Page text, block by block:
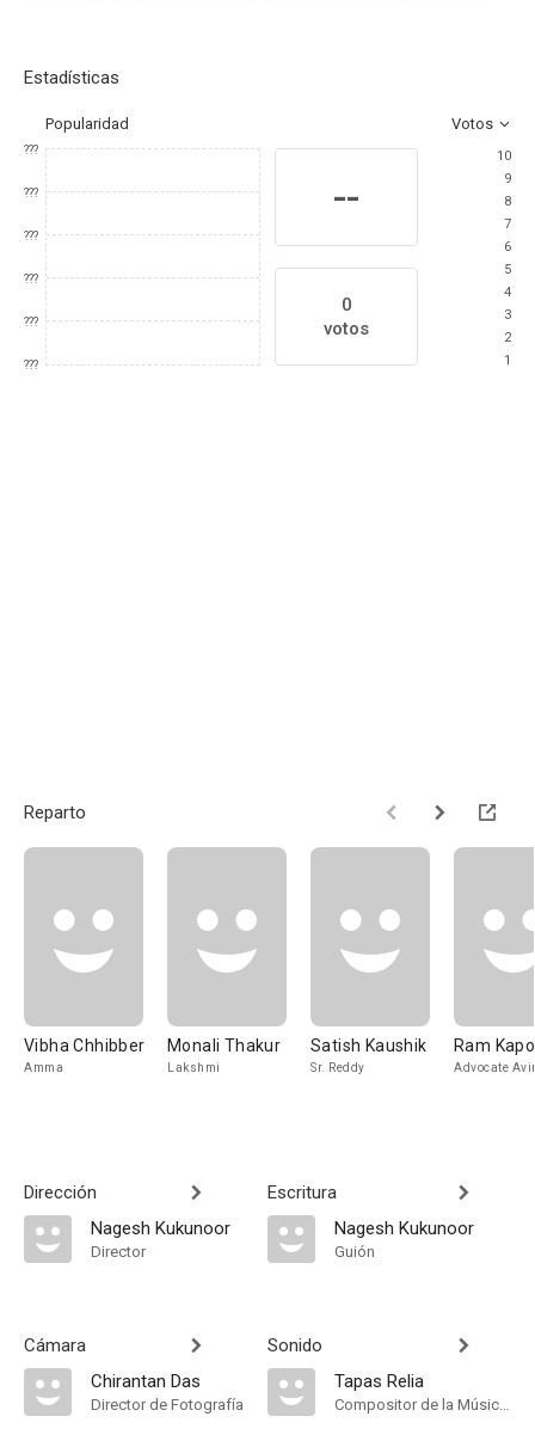
Estadísticas
Popularidad Votos
???
???
???
???
???
???
--
0
votos
10
9
8
7
6
5
4
3
2
1
Reparto
Vibha Chhibber
Amma
Monali Thakur
Lakshmi
Satish Kaushik
Sr. Reddy
Ram
Advocate
Dirección
Nagesh Kukunoor
Director
Cámara
Chirantan Das
Director de Fotografía
Escritura
Nagesh Kukunoor
Guión
Sonido
Tapas Relia
Compositor de la Música Original, Música